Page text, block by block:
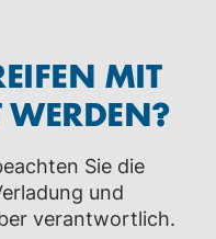
MIT
WERDEN?
Sie die
und
verantwortlich.